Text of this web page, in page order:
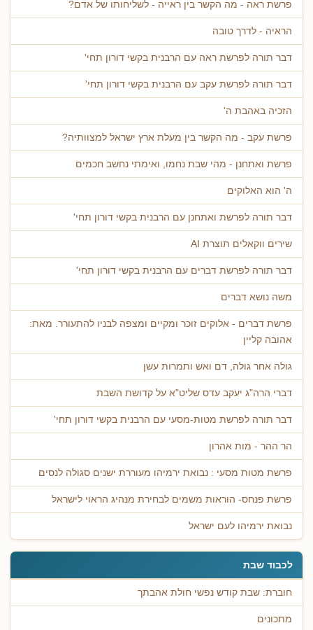
פרשת ראה - מה הקשר בין ראייה - לשליחותו של אדם?
הראיה - לדרך טובה
דבר תורה לפרשת ראה עם הרבנית בקשי דורון תחי'
דבר תורה לפרשת עקב עם הרבנית בקשי דורון תחי'
הזכיה באהבת ה'
פרשת עקב - מה הקשר בין מעלת ארץ ישראל למצוותיה?
פרשת ואתחנן - מהי שבת נחמו, ואימתי נחשב חכמים
ה' הוא האלוקים
דבר תורה לפרשת ואתחנן עם הרבנית בקשי דורון תחי'
שירים ווקאלים תוצרת AI
דבר תורה לפרשת דברים עם הרבנית בקשי דורון תחי'
משה נושא דברים
פרשת דברים - אלוקים זוכר ומקיים ומצפה לבניו להתעורר. מאת:
אהובה קליין
גולה אחר גולה, דם ואש ותמרות עשן
דברי הרה"ג יעקב עדס שליט"א על קדושת השבת
דבר תורה לפרשת מטות-מסעי עם הרבנית בקשי דורון תחי'
הר ההר - מות אהרון
פרשת מטות מסעי : נבואת ירמיהו מעוררת ישנים סגולה לנסים
פרשת פנחס- הוראות משמים לבחירת מנהיג הראוי לישראל
נבואת ירמיהו לעם ישראל
לכבוד שבת
חוברת: שבת קודש נפשי חולת אהבתך
מתכונים